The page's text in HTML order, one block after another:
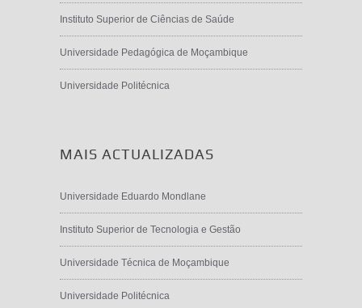
Instituto Superior de Ciências de Saúde
Universidade Pedagógica de Moçambique
Universidade Politécnica
MAIS ACTUALIZADAS
Universidade Eduardo Mondlane
Instituto Superior de Tecnologia e Gestão
Universidade Técnica de Moçambique
Universidade Politécnica